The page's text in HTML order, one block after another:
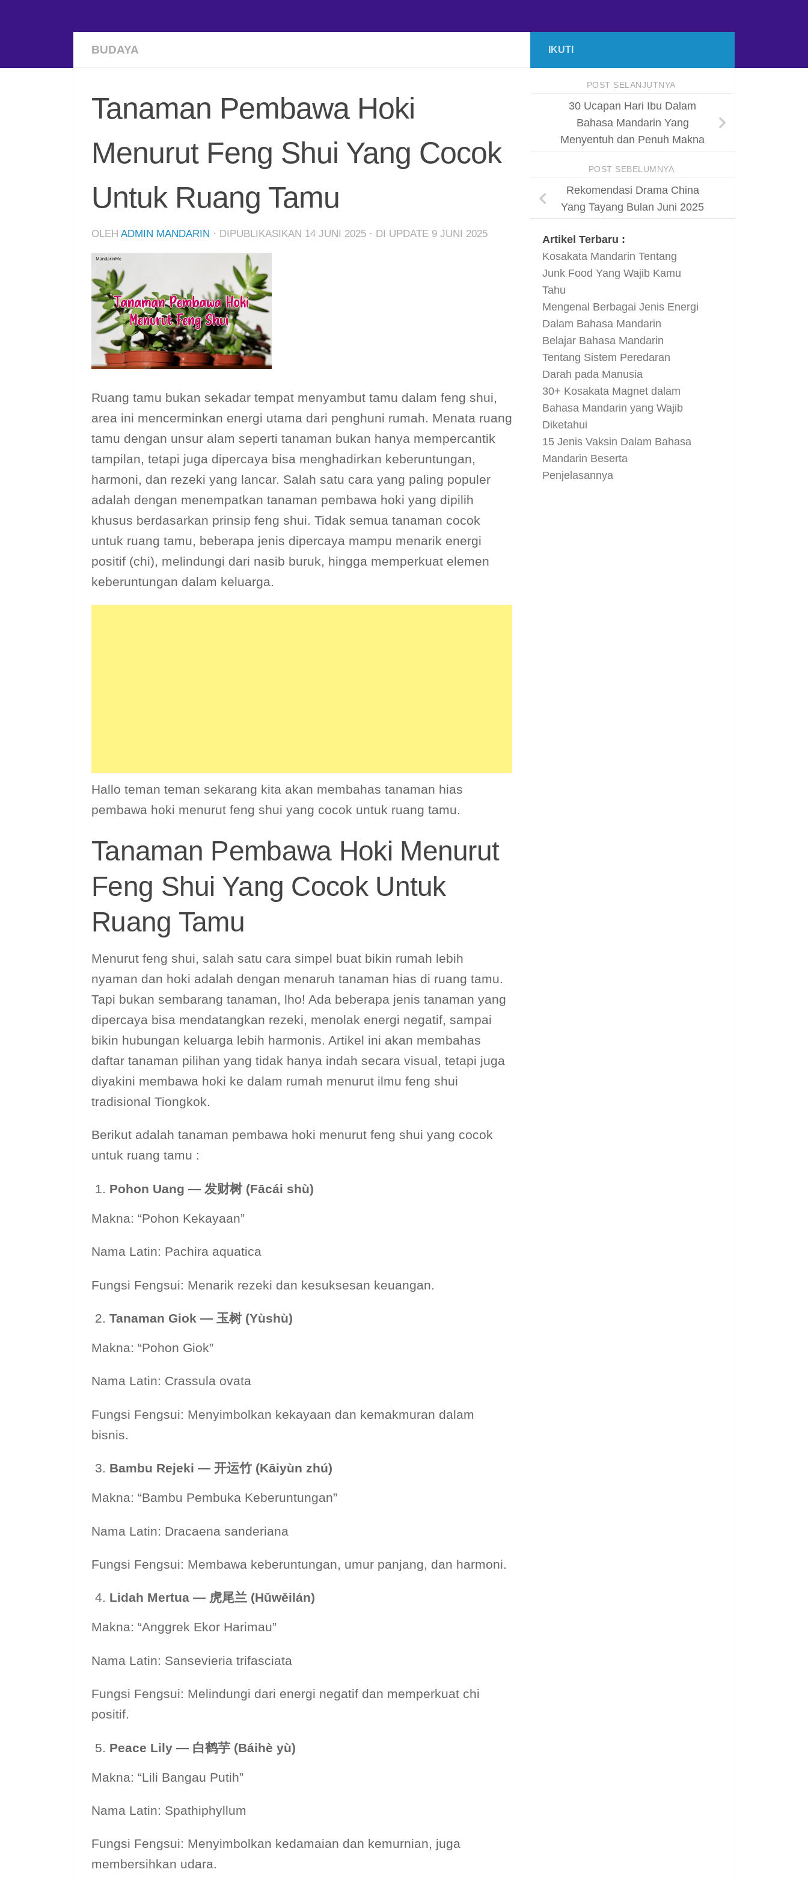
BUDAYA
Tanaman Pembawa Hoki
Menurut Feng Shui Yang Cocok
Untuk Ruang Tamu
OLEH ADMIN MANDARIN · DIPUBLIKASIKAN 14 JUNI 2025 · DI UPDATE 9 JUNI 2025
Ruang tamu bukan sekadar tempat menyambut tamu dalam feng shui,
area ini mencerminkan energi utama dari penghuni rumah. Menata ruang
tamu dengan unsur alam seperti tanaman bukan hanya mempercantik
tampilan, tetapi juga dipercaya bisa menghadirkan keberuntungan,
harmoni, dan rezeki yang lancar. Salah satu cara yang paling populer
adalah dengan menempatkan tanaman pembawa hoki yang dipilih
khusus berdasarkan prinsip feng shui. Tidak semua tanaman cocok
untuk ruang tamu, beberapa jenis dipercaya mampu menarik energi
positif (chi), melindungi dari nasib buruk, hingga memperkuat elemen
keberuntungan dalam keluarga.
Hallo teman teman sekarang kita akan membahas tanaman hias
pembawa hoki menurut feng shui yang cocok untuk ruang tamu.
Tanaman Pembawa Hoki Menurut
Feng Shui Yang Cocok Untuk
Ruang Tamu
Menurut feng shui, salah satu cara simpel buat bikin rumah lebih
nyaman dan hoki adalah dengan menaruh tanaman hias di ruang tamu.
Tapi bukan sembarang tanaman, lho! Ada beberapa jenis tanaman yang
dipercaya bisa mendatangkan rezeki, menolak energi negatif, sampai
bikin hubungan keluarga lebih harmonis. Artikel ini akan membahas
daftar tanaman pilihan yang tidak hanya indah secara visual, tetapi juga
diyakini membawa hoki ke dalam rumah menurut ilmu feng shui
tradisional Tiongkok.
Berikut adalah tanaman pembawa hoki menurut feng shui yang cocok
untuk ruang tamu :
Pohon Uang — 发财树 (Fācái shù)
Makna: “Pohon Kekayaan”
Nama Latin: Pachira aquatica
Fungsi Fengsui: Menarik rezeki dan kesuksesan keuangan.
Tanaman Giok — 玉树 (Yùshù)
Makna: “Pohon Giok”
Nama Latin: Crassula ovata
Fungsi Fengsui: Menyimbolkan kekayaan dan kemakmuran dalam
bisnis.
Bambu Rejeki — 开运竹 (Kāiyùn zhú)
Makna: “Bambu Pembuka Keberuntungan”
Nama Latin: Dracaena sanderiana
Fungsi Fengsui: Membawa keberuntungan, umur panjang, dan harmoni.
Lidah Mertua — 虎尾兰 (Hǔwěilán)
Makna: “Anggrek Ekor Harimau”
Nama Latin: Sansevieria trifasciata
Fungsi Fengsui: Melindungi dari energi negatif dan memperkuat chi
positif.
Peace Lily — 白鹤芋 (Báihè yù)
Makna: “Lili Bangau Putih”
Nama Latin: Spathiphyllum
Fungsi Fengsui: Menyimbolkan kedamaian dan kemurnian, juga
membersihkan udara.
IKUTI
POST SELANJUTNYA
30 Ucapan Hari Ibu Dalam
Bahasa Mandarin Yang
Menyentuh dan Penuh Makna
POST SEBELUMNYA
Rekomendasi Drama China
Yang Tayang Bulan Juni 2025
Artikel Terbaru :
Kosakata Mandarin Tentang
Junk Food Yang Wajib Kamu
Tahu
Mengenal Berbagai Jenis Energi
Dalam Bahasa Mandarin
Belajar Bahasa Mandarin
Tentang Sistem Peredaran
Darah pada Manusia
30+ Kosakata Magnet dalam
Bahasa Mandarin yang Wajib
Diketahui
15 Jenis Vaksin Dalam Bahasa
Mandarin Beserta
Penjelasannya